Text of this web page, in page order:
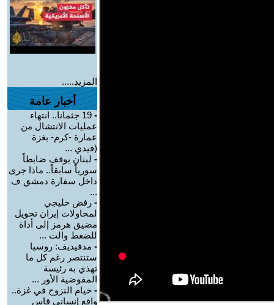
المزيد.....
أخبار عامة
-
19 جثمانا.. انتهاء
عمليات الانتشال من
عمارة -كرم- بغزة
(فيدي ...
- لبنان يوقف ضابطاً
سورياً سابقاً.. ماذا جرى
داخل سفارة دمشق ف
...
- رفض خليجي
لمحاولات إيران تحويل
مضيق هرمز إلى أداة
للضغط والت ...
- مدفيديف: روسيا
ستنتصر رغم كل ما
تهذي به رئيسة
المفوضية الأور ...
- خيام النزوح في غزة..
واقع إنساني قاس